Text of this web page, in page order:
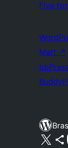
Five
Matt ↗
Acessar nossa conta do X